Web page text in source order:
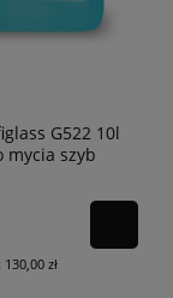
G522 10l
mycia szyb
130,00 zł